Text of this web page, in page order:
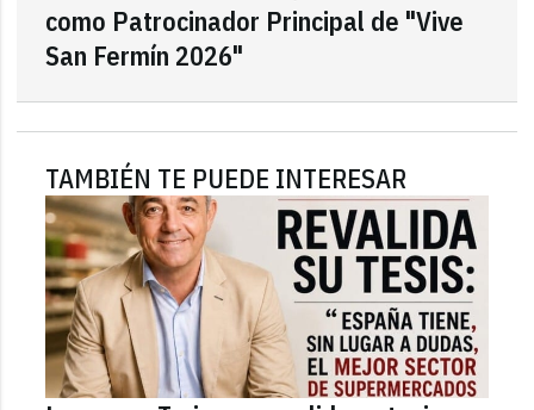
como Patrocinador Principal de "Vive
San Fermín 2026"
TAMBIÉN TE PUEDE INTERESAR